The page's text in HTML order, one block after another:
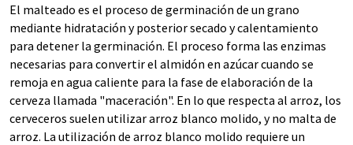
El malteado es el proceso de germinación de un grano
mediante hidratación y posterior secado y calentamiento
para detener la germinación. El proceso forma las enzimas
necesarias para convertir el almidón en azúcar cuando se
remoja en agua caliente para la fase de elaboración de la
cerveza llamada "maceración". En lo que respecta al arroz, los
cerveceros suelen utilizar arroz blanco molido, y no malta de
arroz. La utilización de arroz blanco molido requiere un